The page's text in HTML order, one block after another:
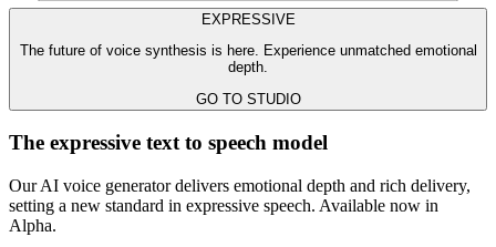
EXPRESSIVE
The future of voice synthesis is here. Experience unmatched emotional
depth.
GO TO STUDIO
The expressive text to speech model
Our AI voice generator delivers emotional depth and rich delivery,
setting a new standard in expressive speech. Available now in
Alpha.